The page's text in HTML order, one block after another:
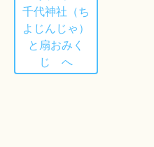
千代神社（ち
よじんじゃ）
と扇おみく
じ へ